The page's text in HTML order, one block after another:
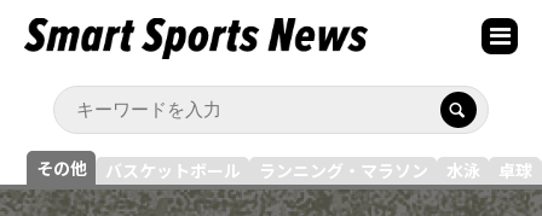
その他 バスケットボール ランニング・マラソン 水泳 卓球